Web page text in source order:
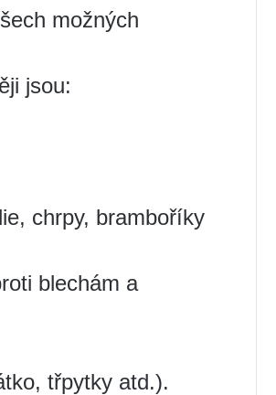
možných
jsou:
chrpy, bramboříky
blechám a
třpytky atd.).